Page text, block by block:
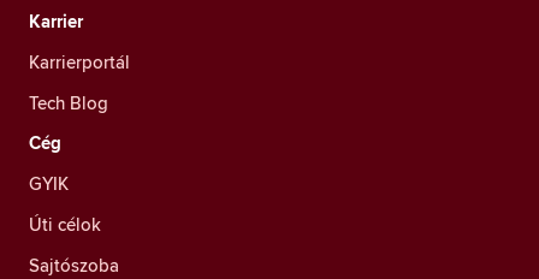
Karrier
Karrierportál
Tech Blog
Cég
GYIK
Úti célok
Sajtószoba